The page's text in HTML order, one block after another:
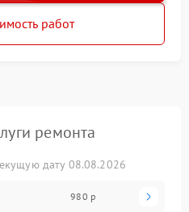
работ
ремонта
дату 08.08.2026
980 р